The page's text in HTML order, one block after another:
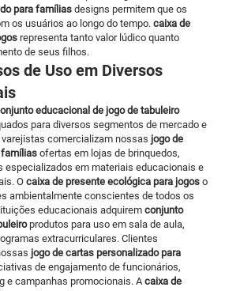
para famílias designs permitem que os
os usuários ao longo do tempo. caixa de
representa tanto valor lúdico quanto
de seus filhos.
de Uso em Diversos
educacional de jogo de tabuleiro
para diversos segmentos de mercado e
comercializam nossas jogo de
famílias ofertas em lojas de brinquedos,
especializados em materiais educacionais e
O caixa de presente ecológica para jogos o
ambientalmente conscientes de todos os
educacionais adquirem conjunto
produtos para uso em sala de aula,
extracurriculares. Clientes
jogo de cartas personalizado para
de engajamento de funcionários,
e campanhas promocionais. Acaixa de